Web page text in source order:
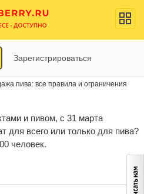
Зарегистрироваться
пива: все правила и ограничения
и пивом, с 31 марта
для всего или только для пива?
человек.